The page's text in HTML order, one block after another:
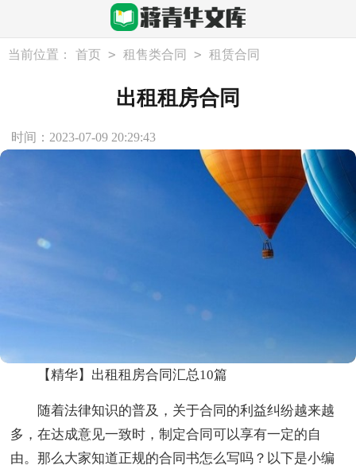
当前位置： 首页 > 租售类合同 > 租赁合同
出租租房合同
时间：2023-07-09 20:29:43
【精华】出租租房合同汇总10篇
随着法律知识的普及，关于合同的利益纠纷越来越
多，在达成意见一致时，制定合同可以享有一定的自
由。那么大家知道正规的合同书怎么写吗？以下是小编